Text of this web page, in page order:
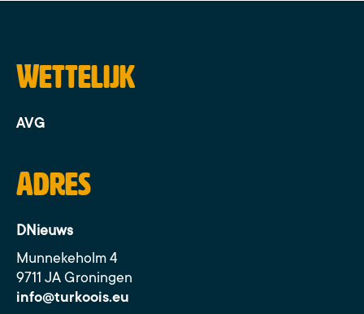
Wettelijk
AVG
Adres
DNieuws
Munnekeholm 4
9711 JA Groningen
info@turkoois.eu